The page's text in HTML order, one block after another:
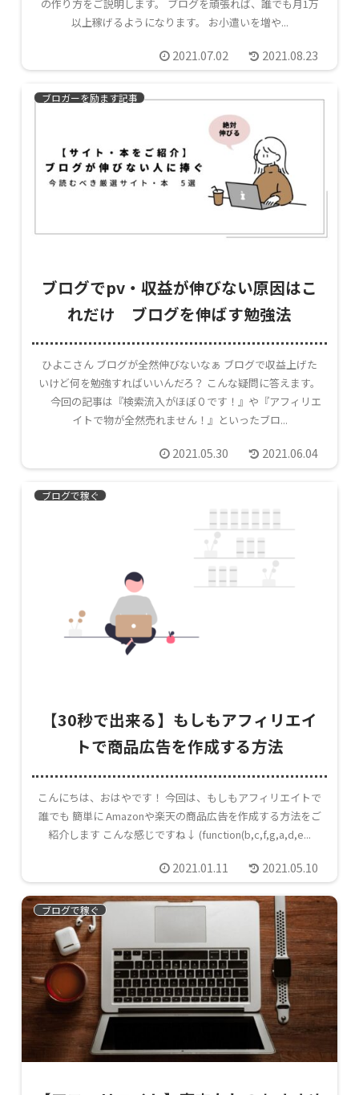
の作り方をご説明します。 ブログを頑張れば、誰でも月1万
以上稼げるようになります。 お小遣いを増や...
2021.07.02 2021.08.23
ブロガーを励ます記事
ブログでpv・収益が伸びない原因はこ
れだけ ブログを伸ばす勉強法
ひよこさん ブログが全然伸びないなぁ ブログで収益上げた
いけど何を勉強すればいいんだろ？ こんな疑問に答えます。
今回の記事は『検索流入がほぼ０です！』や『アフィリエ
イトで物が全然売れません！』といったブロ...
2021.05.30 2021.06.04
ブログで稼ぐ
【30秒で出来る】もしもアフィリエイ
トで商品広告を作成する方法
こんにちは、おはやです！ 今回は、もしもアフィリエイトで
誰でも 簡単に Amazonや楽天の商品広告を作成する方法をご
紹介します こんな感じですね↓ (function(b,c,f,g,a,d,e...
2021.01.11 2021.05.10
ブログで稼ぐ